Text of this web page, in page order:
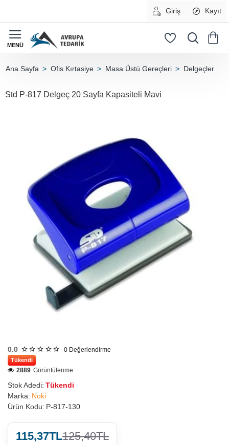
Giriş Kayıt
Ofis Kırtasiye Masa Üstü Gereçleri Delgeçler
Std P-817 Delgeç 20 Sayfa Kapasiteli Mavi
0.0 0 Değerlendirme
Tükendi
Stok Adedi: Tükendi
Marka: Noki
Ürün Kodu: P-817-130
2889 Görüntülenme
115,37TL125,40TL